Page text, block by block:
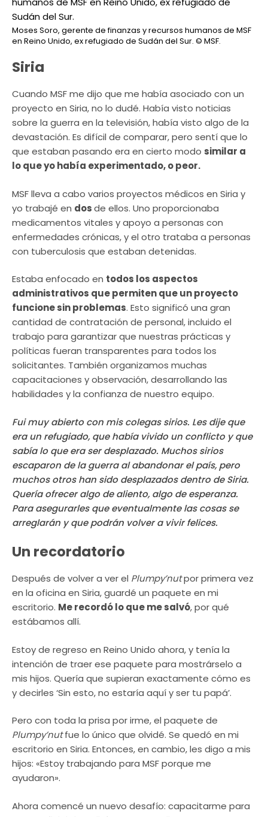
Moses Soro, gerente de finanzas y recursos humanos de MSF
en Reino Unido, ex refugiado de Sudán del Sur. © MSF.
Siria
Cuando MSF me dijo que me había asociado con un
proyecto en Siria, no lo dudé. Había visto noticias
sobre la guerra en la televisión, había visto algo de la
devastación. Es difícil de comparar, pero sentí que lo
que estaban pasando era en cierto modo similar a
lo que yo había experimentado, o peor.
MSF lleva a cabo varios proyectos médicos en Siria y
yo trabajé en dosde ellos. Uno proporcionaba
medicamentos vitales y apoyo a personas con
enfermedades crónicas, y el otro trataba a personas
con tuberculosis que estaban detenidas.
Estaba enfocado en todos los aspectos
administrativos que permiten que un proyecto
funcione sin problemas. Esto significó una gran
cantidad de contratación de personal, incluido el
trabajo para garantizar que nuestras prácticas y
políticas fueran transparentes para todos los
solicitantes. También organizamos muchas
capacitaciones y observación, desarrollando las
habilidades y la confianza de nuestro equipo.
Fui muy abierto con mis colegas sirios. Les dije que
era un refugiado, que había vivido un conflicto y que
sabía lo que era ser desplazado. Muchos sirios
escaparon de la guerra al abandonar el país, pero
muchos otros han sido desplazados dentro de Siria.
Quería ofrecer algo de aliento, algo de esperanza.
Para asegurarles que eventualmente las cosas se
arreglarán y que podrán volver a vivir felices.
Un recordatorio
Después de volver a ver el Plumpy’nutpor primera vez
en la oficina en Siria, guardé un paquete en mi
escritorio. Me recordó lo que me salvó, por qué
estábamos allí.
Estoy de regreso en Reino Unido ahora, y tenía la
intención de traer ese paquete para mostrárselo a
mis hijos. Quería que supieran exactamente cómo es
y decirles ‘Sin esto, no estaría aquí y ser tu papá’.
Pero con toda la prisa por irme, el paquete de
Plumpy’nutfue lo único que olvidé. Se quedó en mi
escritorio en Siria. Entonces, en cambio, les digo a mis
hijos: «Estoy trabajando para MSF porque me
ayudaron».
Ahora comencé un nuevo desafío: capacitarme para